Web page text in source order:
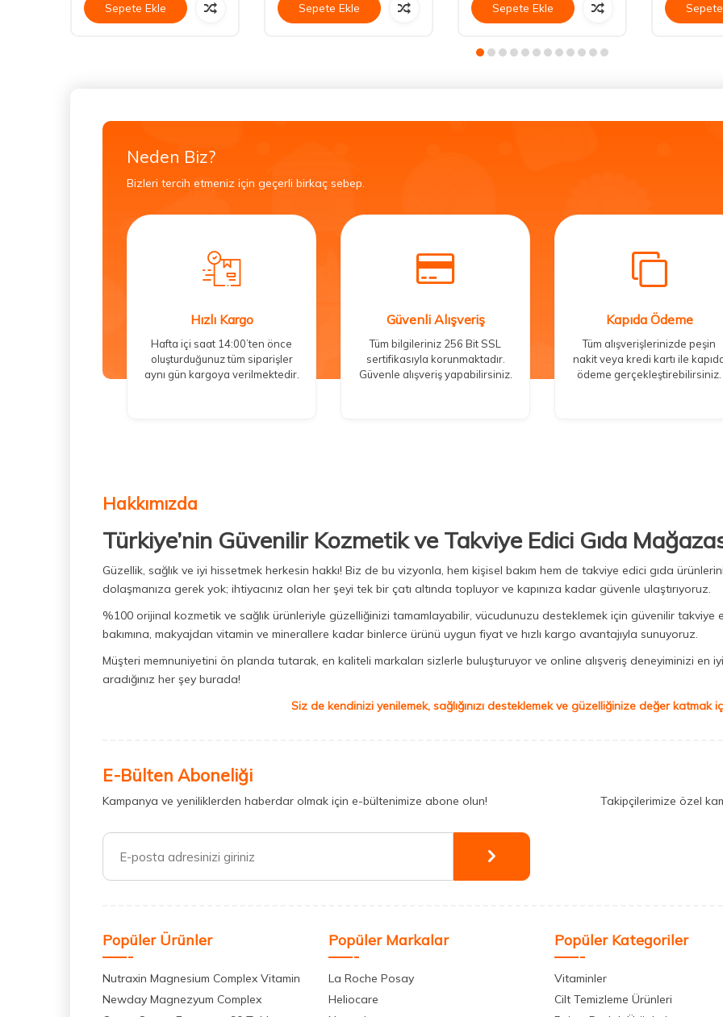
Sepete Ekle Sepete Ekle Sepete Ekle
Neden Biz?
Bizleri tercih etmeniz için geçerli birkaç sebep.
Hızlı Kargo
Hafta içi saat 14:00’ten önce
oluşturduğunuz tüm siparişler
aynı gün kargoya verilmektedir.
Güvenli Alışveriş
Tüm bilgileriniz 256 Bit SSL
sertifikasıyla korunmaktadır.
Güvenle alışveriş yapabilirsiniz.
Kapıda Ödeme
Tüm alışverişlerinizde peşin
nakit veya kredi kartı ile
ödeme gerçekleştirebilirsiniz.
Hakkımızda
Türkiye’nin Güvenilir Kozmetik ve Takviye Edici Gıda
Güzellik, sağlık ve iyi hissetmek herkesin hakkı! Biz de bu vizyonla, hem kişisel bakım hem de takviye edici gıda
dolaşmanıza gerek yok; ihtiyacınız olan her şeyi tek bir çatı altında topluyor ve kapınıza kadar güvenle ulaştırıyoruz.
%100 orijinal kozmetik ve sağlık ürünleriyle güzelliğinizi tamamlayabilir, vücudunuzu desteklemek için güvenilir takviye
bakımına, makyajdan vitamin ve minerallere kadar binlerce ürünü uygun fiyat ve hızlı kargo avantajıyla sunuyoruz.
Müşteri memnuniyetini ön planda tutarak, en kaliteli markaları sizlerle buluşturuyor ve online alışveriş deneyiminizi en
aradığınız her şey burada!
Siz de kendinizi yenilemek, sağlığınızı desteklemek ve güzelliğinize değer katmak
E-Bülten Aboneliği
Kampanya ve yeniliklerden haberdar olmak için e-bültenimize abone olun! Takipçilerimize özel
Popüler Ürünler
Nutraxin Magnesium Complex Vitamin
Newday Magnezyum Complex
Popüler Markalar
La Roche Posay
Heliocare
Popüler Kategoriler
Vitaminler
Cilt Temizleme Ürünleri